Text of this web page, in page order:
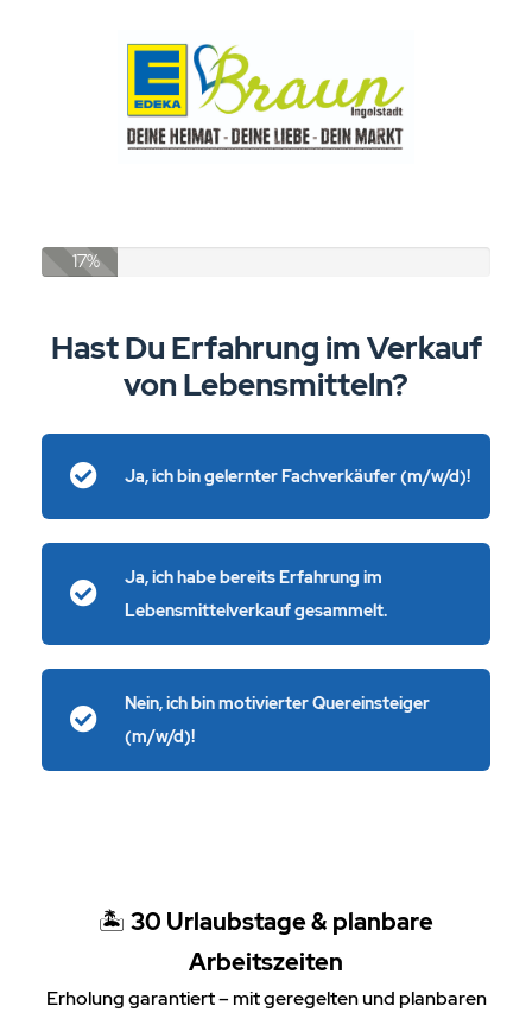
17%
Hast Du Erfahrung im Verkauf
von Lebensmitteln?
Ja, ich bin gelernter Fachverkäufer (m/w/d)!
Ja, ich habe bereits Erfahrung im
Lebensmittelverkauf gesammelt.
Nein, ich bin motivierter Quereinsteiger
(m/w/d)!
🏝️ 30 Urlaubstage & planbare
Arbeitszeiten
Erholung garantiert – mit geregelten und planbaren